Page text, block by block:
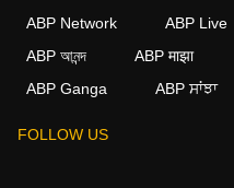
ABP Network ABP Live
ABP আনন্দ
ABP माझा
ABP Ganga
ABP ਸਾਂਝਾ
FOLLOW US